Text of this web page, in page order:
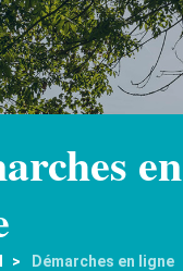
en
> Démarches en ligne